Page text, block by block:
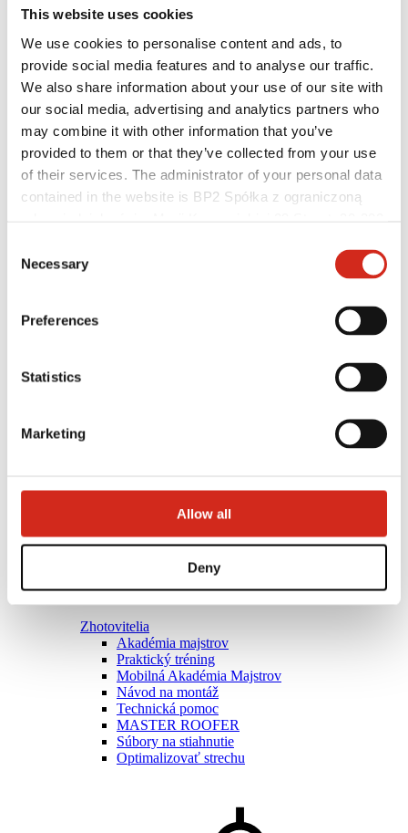
This website uses cookies
We use cookies to personalise content and ads, to
provide social media features and to analyse our traffic.
We also share information about your use of our site with
our social media, advertising and analytics partners who
may combine it with other information that you’ve
provided to them or that they’ve collected from your use
of their services. The administrator of your personal data
contained in the website is BP2 Spółka z ograniczoną
121387608.
Selection
Necessary
Preferences
Statistics
Marketing
Allow all
Deny
Zhotovitelia
Akadémia majstrov
Praktický tréning
Mobilná Akadémia Majstrov
Návod na montáž
Technická pomoc
MASTER ROOFER
Súbory na stiahnutie
Optimalizovať strechu